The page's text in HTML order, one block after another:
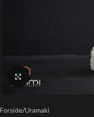
Klik for at forstørre
Forside/Uramaki